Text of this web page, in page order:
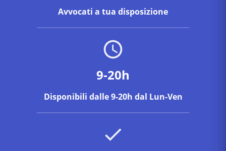
Avvocati a tua disposizione
9-20h
Disponibili dalle 9-20h dal Lun-Ven